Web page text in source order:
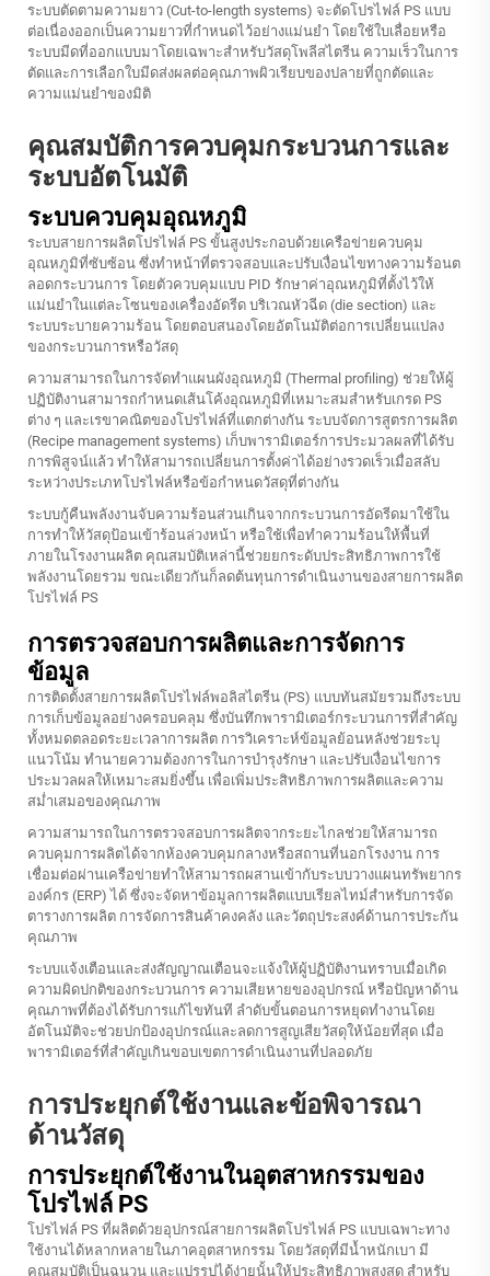
ระบบตัดตามความยาว (Cut-to-length systems) จะตัดโปรไฟล์ PS แบบ
ต่อเนื่องออกเป็นความยาวที่กำหนดไว้อย่างแม่นยำ โดยใช้ใบเลื่อยหรือ
ระบบมีดที่ออกแบบมาโดยเฉพาะสำหรับวัสดุโพลีสไตรีน ความเร็วในการ
ตัดและการเลือกใบมีดส่งผลต่อคุณภาพผิวเรียบของปลายที่ถูกตัดและ
ความแม่นยำของมิติ
คุณสมบัติการควบคุมกระบวนการและ
ระบบอัตโนมัติ
ระบบควบคุมอุณหภูมิ
ระบบสายการผลิตโปรไฟล์ PS ขั้นสูงประกอบด้วยเครือข่ายควบคุม
อุณหภูมิที่ซับซ้อน ซึ่งทำหน้าที่ตรวจสอบและปรับเงื่อนไขทางความร้อนต
ลอดกระบวนการ โดยตัวควบคุมแบบ PID รักษาค่าอุณหภูมิที่ตั้งไว้ให้
แม่นยำในแต่ละโซนของเครื่องอัดรีด บริเวณหัวฉีด (die section) และ
ระบบระบายความร้อน โดยตอบสนองโดยอัตโนมัติต่อการเปลี่ยนแปลง
ของกระบวนการหรือวัสดุ
ความสามารถในการจัดทำแผนผังอุณหภูมิ (Thermal profiling) ช่วยให้ผู้
ปฏิบัติงานสามารถกำหนดเส้นโค้งอุณหภูมิที่เหมาะสมสำหรับเกรด PS
ต่าง ๆ และเรขาคณิตของโปรไฟล์ที่แตกต่างกัน ระบบจัดการสูตรการผลิต
(Recipe management systems) เก็บพารามิเตอร์การประมวลผลที่ได้รับ
การพิสูจน์แล้ว ทำให้สามารถเปลี่ยนการตั้งค่าได้อย่างรวดเร็วเมื่อสลับ
ระหว่างประเภทโปรไฟล์หรือข้อกำหนดวัสดุที่ต่างกัน
ระบบกู้คืนพลังงานจับความร้อนส่วนเกินจากกระบวนการอัดรีดมาใช้ใน
การทำให้วัสดุป้อนเข้าร้อนล่วงหน้า หรือใช้เพื่อทำความร้อนให้พื้นที่
ภายในโรงงานผลิต คุณสมบัติเหล่านี้ช่วยยกระดับประสิทธิภาพการใช้
พลังงานโดยรวม ขณะเดียวกันก็ลดต้นทุนการดำเนินงานของสายการผลิต
โปรไฟล์ PS
การตรวจสอบการผลิตและการจัดการ
ข้อมูล
การติดตั้งสายการผลิตโปรไฟล์พอลิสไตรีน (PS) แบบทันสมัยรวมถึงระบบ
การเก็บข้อมูลอย่างครอบคลุม ซึ่งบันทึกพารามิเตอร์กระบวนการที่สำคัญ
ทั้งหมดตลอดระยะเวลาการผลิต การวิเคราะห์ข้อมูลย้อนหลังช่วยระบุ
แนวโน้ม ทำนายความต้องการในการบำรุงรักษา และปรับเงื่อนไขการ
ประมวลผลให้เหมาะสมยิ่งขึ้น เพื่อเพิ่มประสิทธิภาพการผลิตและความ
สม่ำเสมอของคุณภาพ
ความสามารถในการตรวจสอบการผลิตจากระยะไกลช่วยให้สามารถ
ควบคุมการผลิตได้จากห้องควบคุมกลางหรือสถานที่นอกโรงงาน การ
เชื่อมต่อผ่านเครือข่ายทำให้สามารถผสานเข้ากับระบบวางแผนทรัพยากร
องค์กร (ERP) ได้ ซึ่งจะจัดหาข้อมูลการผลิตแบบเรียลไทม์สำหรับการจัด
ตารางการผลิต การจัดการสินค้าคงคลัง และวัตถุประสงค์ด้านการประกัน
คุณภาพ
ระบบแจ้งเตือนและส่งสัญญาณเตือนจะแจ้งให้ผู้ปฏิบัติงานทราบเมื่อเกิด
ความผิดปกติของกระบวนการ ความเสียหายของอุปกรณ์ หรือปัญหาด้าน
คุณภาพที่ต้องได้รับการแก้ไขทันที ลำดับขั้นตอนการหยุดทำงานโดย
อัตโนมัติจะช่วยปกป้องอุปกรณ์และลดการสูญเสียวัสดุให้น้อยที่สุด เมื่อ
พารามิเตอร์ที่สำคัญเกินขอบเขตการดำเนินงานที่ปลอดภัย
การประยุกต์ใช้งานและข้อพิจารณา
ด้านวัสดุ
การประยุกต์ใช้งานในอุตสาหกรรมของ
โปรไฟล์ PS
โปรไฟล์ PS ที่ผลิตด้วยอุปกรณ์สายการผลิตโปรไฟล์ PS แบบเฉพาะทาง
ใช้งานได้หลากหลายในภาคอุตสาหกรรม โดยวัสดุที่มีน้ำหนักเบา มี
คุณสมบัติเป็นฉนวน และแปรรูปได้ง่ายนั้นให้ประสิทธิภาพสูงสุด สำหรับ